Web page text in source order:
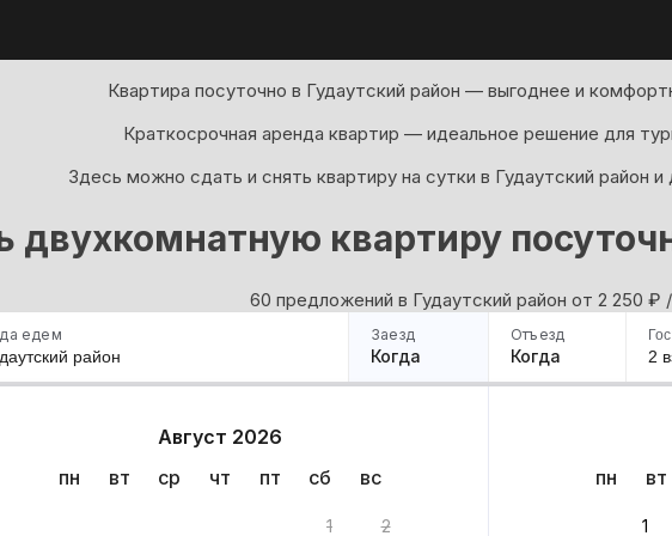
Квартира посуточно в Гудаутский район — выгоднее и
Краткосрочная аренда квартир — идеальное решение для
Здесь можно сдать и снять квартиру на сутки в Гудаутский район
двухкомнатную квартиру
60 предложений в Гудаутский район oт 2 250 ₽
едем Заезд
Когда
Отъезд
Когда
Август 2026
пн
вт ср чт пт сб вс
1 2
пн
вт
1
2
: 60 вариантов